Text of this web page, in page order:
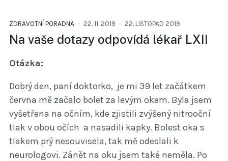
ZDRAVOTNÍ PORADNA 22. 11. 2019 22. LISTOPAD 2019
Na vaše dotazy odpovídá lékař LXII
Otázka:
Dobrý den, paní doktorko, je mi 39 let začátkem
června mě začalo bolet za levým okem. Byla jsem
vyšetřena na očním, kde zjistili zvýšený nitrooční
tlak v obou očích a nasadili kapky. Bolest oka s
tlakem prý nesouvisela, tak mě odeslali k
neurologovi. Zánět na oku jsem také neměla. Po